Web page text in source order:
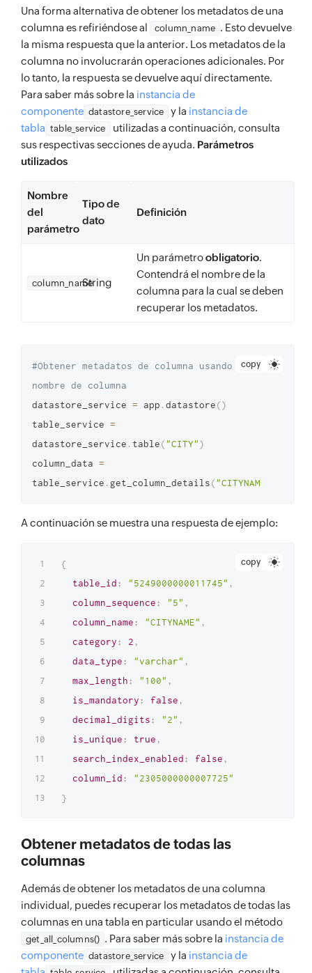
Una forma alternativa de obtener los metadatos de una
columna es refiriéndose al
column_name . Esto devuelve
la misma respuesta que la anterior. Los metadatos de la
columna no involucrarán operaciones adicionales. Por
lo tanto, la respuesta se devuelve aquí directamente.
Para saber más sobre la instancia de
componente datastore_service y la instancia de
tabla table_service
utilizadas a continuación, consulta
sus respectivas secciones de ayuda. Parámetros
utilizados
Nombre
del
parámetro
Tipo de
dato
Definición
column_nameString
Un parámetroobligatorio.
Contendrá el nombre de la
columna para la cual se deben
recuperar los metadatos.
copy
#Obtener metadatos de columna usando el
nombre de columna
datastore_service = app .datastore()
table_service =
datastore_service . table("CITY")
column_data =
table_service . get_column_details("CITYNAME"
A continuación se muestra una respuesta de ejemplo:
copy
{
table_id: "5249000000011745" ,
column_sequence: "5" ,
column_name: "CITYNAME" ,
category: 2 ,
data_type: "varchar" ,
max_length: "100" ,
is_mandatory: false ,
decimal_digits: "2" ,
is_unique: true ,
search_index_enabled: false ,
column_id:
"2305000000007725"
}
Obtener metadatos de todas las
columnas
Además de obtener los metadatos de una columna
individual, puedes recuperar los metadatos de todas las
columnas en una tabla en particular usando el método
get_all_columns() . Para saber más sobre la instancia de
componente datastore_service y la instancia de